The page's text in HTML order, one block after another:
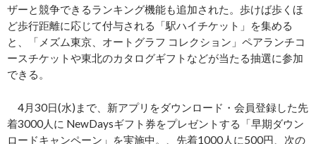
ザーと競争できるランキング機能も追加された。歩けば歩くほ
ど歩行距離に応じて付与される「駅ハイチケット」を集める
と、「メズム東京、オートグラフ コレクション」ペアランチコ
ースチケットや東北のカタログギフトなどが当たる抽選に参加
できる。
4月30日(水)まで、新アプリをダウンロード・会員登録した先
着3000人に NewDaysギフト券をプレゼントする「早期ダウン
ロードキャンペーン」を実施中。、先着1000人に500円、次の